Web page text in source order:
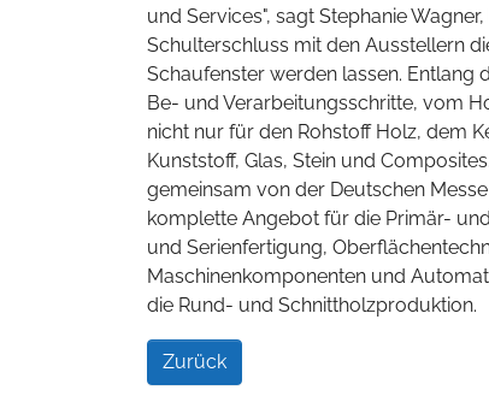
und Services", sagt Stephanie
Schulterschluss mit den Ausstellern
Schaufenster werden lassen.
Be- und Verarbeitungsschritte, vom
nicht nur für den Rohstoff Holz, dem
Kunststoff, Glas, Stein und
gemeinsam von der Deutschen
komplette Angebot für die Primär-
und Serienfertigung,
Maschinenkomponenten und
die Rund- und Schnittholzproduktion.
Zurück